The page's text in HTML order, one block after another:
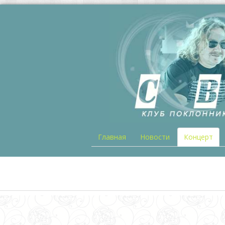
Главная Новости Концерт